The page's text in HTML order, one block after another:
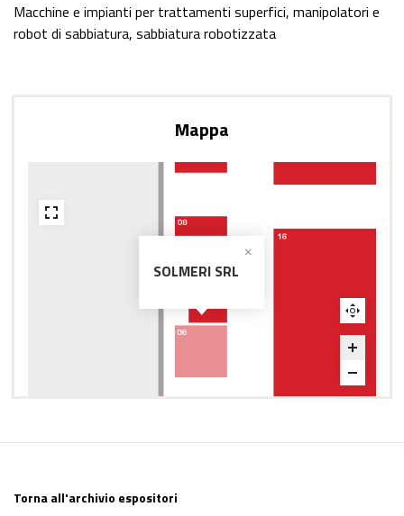
Macchine e impianti per trattamenti superfici, manipolatori e
robot di sabbiatura, sabbiatura robotizzata
Mappa
SOLMERI SRL
Torna all'archivio espositori